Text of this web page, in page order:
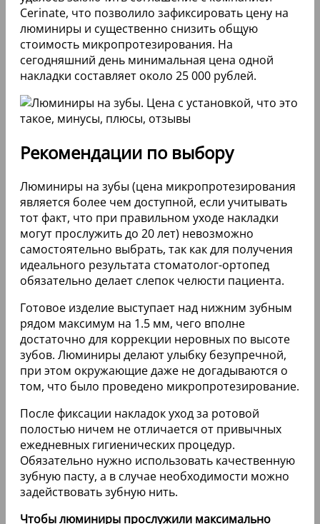
DUO-PCH в российских
стоматологических клиниках
Накладки DUO-PCH изготавливаются
непосредственно в российских
стоматологических клиниках, используя готовые
фирменные шаблоны. В качестве основы
применяется высокопрочная керамика Cerinate,
которая прекрасно выдерживает нагрузки при
жевании.
Готовые изделия имеют отличную
совместимость с человеческими тканями. Это
позволяет исключить риск возникновения
аллергических реакций и отторжения.
Если люминиры создаются по индивидуальным
слепкам, то процесс привыкания к ним проходит
практически мгновенно. Сначала
изготавливаются образцы из пластика для
предварительной примерки, а затем
отправляются заготовки в компанию Cerinate. В
ходе моделирования специалист подгоняет
люминиры под зубной ряд пациента, чтобы
избежать неровностей и щелей.